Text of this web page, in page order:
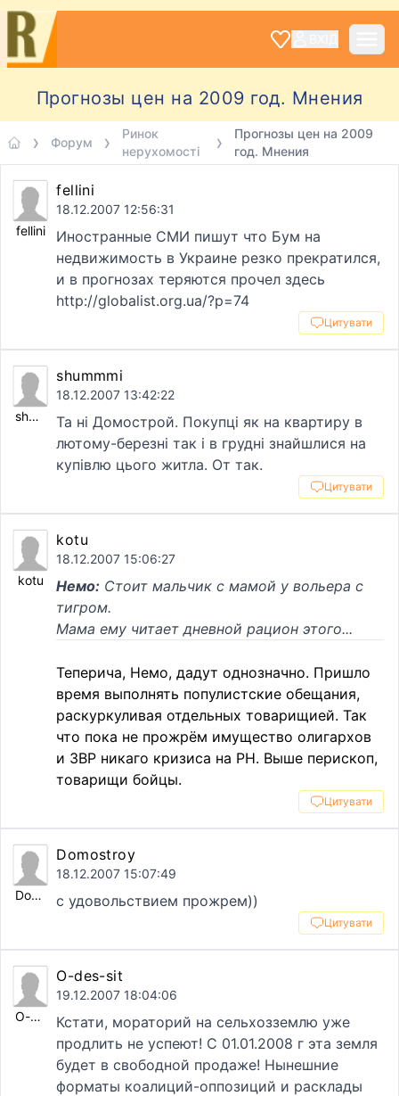
Прогнозы цен на 2009 год. Мнения
Форум
Ринок
нерухомості
Прогнозы цен на 2009
год. Мнения
fellini
fellini
18.12.2007 12:56:31
Иностранные СМИ пишут что Бум на
недвижимость в Украине резко прекратился,
и в прогнозах теряются прочел здесь
http://globalist.org.ua/?p=74
Цитувати
shummmi
shummmi
18.12.2007 13:42:22
Та ні Домострой. Покупці як на квартиру в
лютому-березні так і в грудні знайшлися на
купівлю цього житла. От так.
Цитувати
kotu
kotu
18.12.2007 15:06:27
Немо: Стоит мальчик с мамой у вольера с
тигром.
Мама ему читает дневной рацион этого...
Теперича, Немо, дадут однозначно. Пришло
время выполнять популистские обещания,
раскуркуливая отдельных товарищией. Так
что пока не прожрём имущество олигархов
и ЗВР никаго кризиса на РН. Выше перископ,
товарищи бойцы.
Цитувати
Domostroy
Domostroy
18.12.2007 15:07:49
с удовольствием прожрем))
Цитувати
O-des-sit
O-des-sit
19.12.2007 18:04:06
Кстати, мораторий на сельхозземлю уже
продлить не успеют! С 01.01.2008 г эта земля
будет в свободной продаже! Нынешние
форматы коалиций-оппозиций и расклады